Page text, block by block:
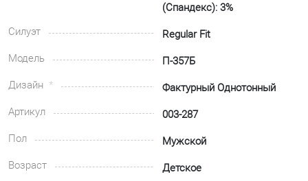
(Спандекс): 3%
Силуэт
Regular Fit
Модель
П-357Б
Дизайн
Фактурный Однотонный
Артикул
003-287
Пол
Мужской
Возраст
Детское